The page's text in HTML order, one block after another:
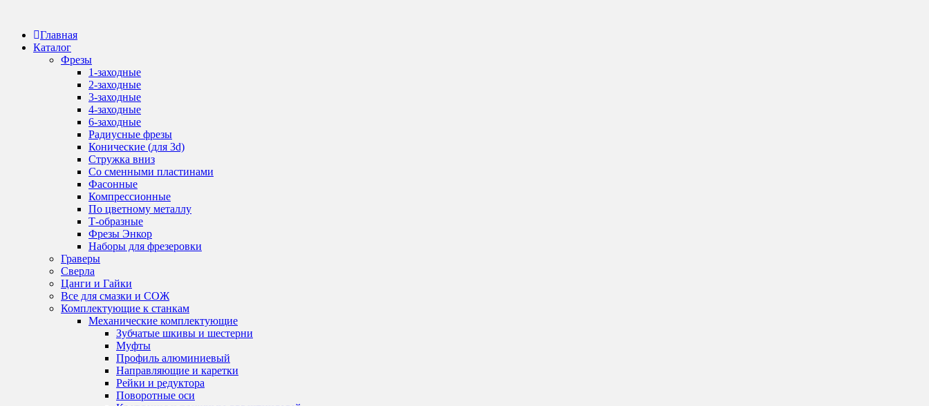
содержанию
Главная
Каталог
Фрезы
1-заходные
2-заходные
3-заходные
4-заходные
6-заходные
Радиусные фрезы
Конические (для 3d)
Стружка вниз
Со сменными пластинами
Фасонные
Компрессионные
По цветному металлу
Т-образные
Фрезы Энкор
Наборы для фрезеровки
Граверы
Сверла
Цанги и Гайки
Все для смазки и СОЖ
Комплектующие к станкам
Механические комплектующие
Зубчатые шкивы и шестерни
Муфты
Профиль алюминиевый
Направляющие и каретки
Рейки и редуктора
Поворотные оси